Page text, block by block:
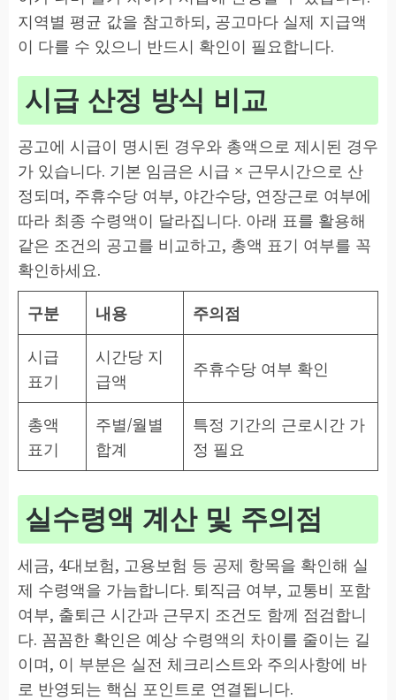
지역별 평균 값을 참고하되, 공고마다 실제 지급액
이 다를 수 있으니 반드시 확인이 필요합니다.
시급 산정 방식 비교
공고에 시급이 명시된 경우와 총액으로 제시된 경우
가 있습니다. 기본 임금은 시급 × 근무시간으로 산
정되며, 주휴수당 여부, 야간수당, 연장근로 여부에
따라 최종 수령액이 달라집니다. 아래 표를 활용해
같은 조건의 공고를 비교하고, 총액 표기 여부를 꼭
확인하세요.
구분 내용 주의점
시급
표기
시간당 지
급액
주휴수당 여부 확인
총액
표기
주별/월별
합계
특정 기간의 근로시간 가
정 필요
실수령액 계산 및 주의점
세금, 4대보험, 고용보험 등 공제 항목을 확인해 실
제 수령액을 가늠합니다. 퇴직금 여부, 교통비 포함
여부, 출퇴근 시간과 근무지 조건도 함께 점검합니
다. 꼼꼼한 확인은 예상 수령액의 차이를 줄이는 길
이며, 이 부분은 실전 체크리스트와 주의사항에 바
로 반영되는 핵심 포인트로 연결됩니다.